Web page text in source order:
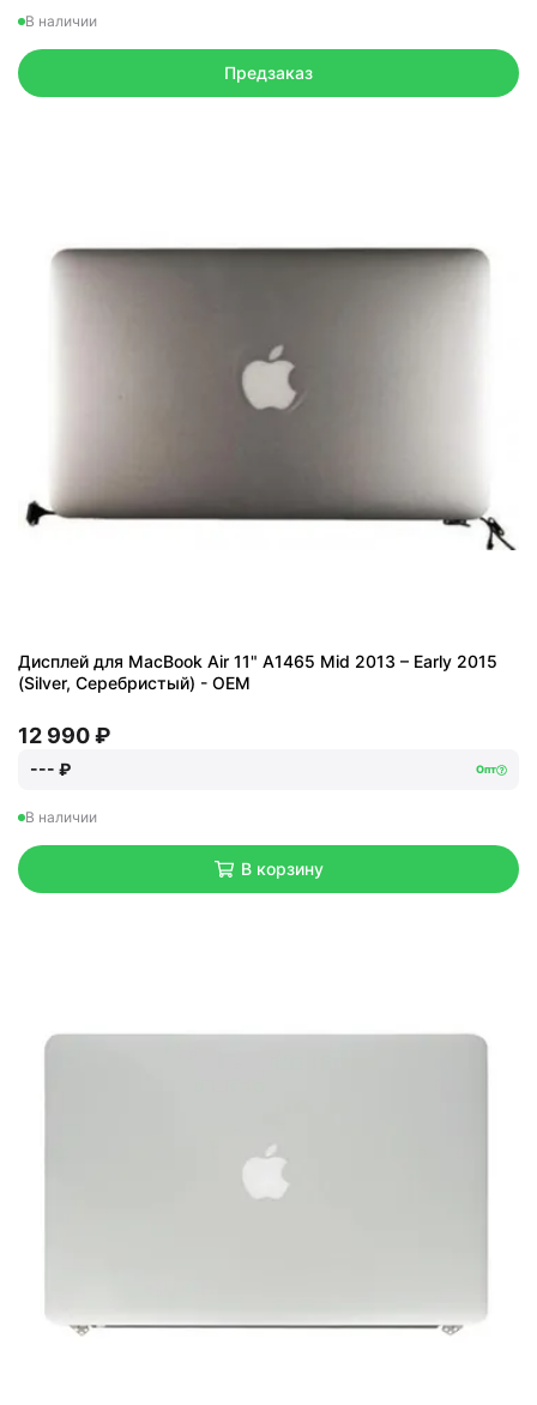
В наличии
Предзаказ
Дисплей для MacBook Air 11" A1465 Mid 2013 – Early 2015
(Silver, Серебристый) - OEM
12 990 ₽
--- ₽ Опт
В наличии
В корзину